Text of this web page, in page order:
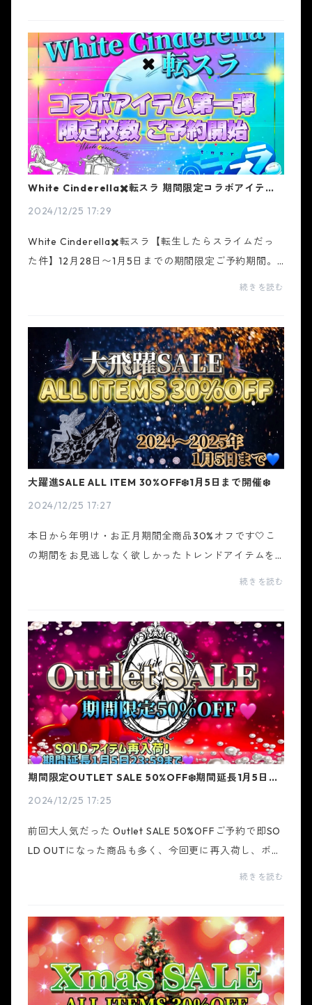
White Cinderella✖️転スラ 期間限定コラボアイテム
2024/12/25 17:29
White Cinderella✖️転スラ【転生したらスライムだっ
た件】12月28日〜1月5日までの期間限定ご予約期間。
コラボアイテム発売❣️✼••┈┈••✼••┈┈••✼••┈┈••✼••┈┈••
続きを読む
大躍進SALE ALL ITEM 30%OFF❄️1月5日まで開催❄️
2024/12/25 17:27
本日から年明け・お正月期間全商品30%オフです🤍こ
の期間をお見逃しなく欲しかったトレンドアイテムをG
ETして大飛躍の年にしましょう❄️✼••┈┈••✼••┈┈••✼••┈
続きを読む
期間限定OUTLET SALE 50%OFF❄️期間延長1月5日ま
2024/12/25 17:25
前回大人気だった Outlet SALE 50%OFFご予約で即SO
LD OUTになった商品も多く、今回更に再入荷し、ボー
ナスSALEを行う事が決定❣️今回こそ❣️たくさんGETして
続きを読む